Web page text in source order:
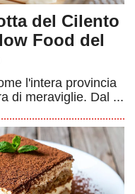
del Cilento
Food del
l'intera provincia
di meraviglie. Dal ...